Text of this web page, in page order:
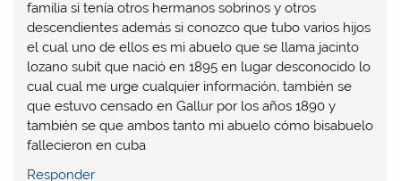
familia si tenía otros hermanos sobrinos y otros
descendientes además si conozco que tubo varios hijos
el cual uno de ellos es mi abuelo que se llama jacinto
lozano subit que nació en 1895 en lugar desconocido lo
cual cual me urge cualquier información, también se
que estuvo censado en Gallur por los años 1890 y
también se que ambos tanto mi abuelo cómo bisabuelo
fallecieron en cuba
Responder